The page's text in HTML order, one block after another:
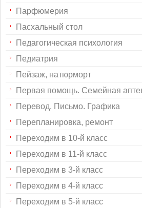
Парфюмерия
Пасхальный стол
Педагогическая психология
Педиатрия
Пейзаж, натюрморт
Первая помощь. Семейная
Перевод. Письмо. Графика
Перепланировка, ремонт
Переходим в 10-й класс
Переходим в 11-й класс
Переходим в 3-й класс
Переходим в 4-й класс
Переходим в 5-й класс